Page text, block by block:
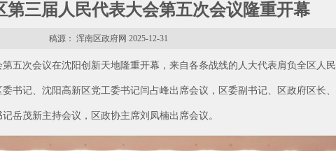
第三届人民代表大会第五次会议隆重开幕
稿源： 浑南区政府网 2025-12-31
五次会议在沈阳创新天地隆重开幕，来自各条战线的人大代表肩负全区人
书记、沈阳高新区党工委书记闫占峰出席会议，区委副书记、区政府区长
岳茂新主持会议，区政协主席刘凤楠出席会议。